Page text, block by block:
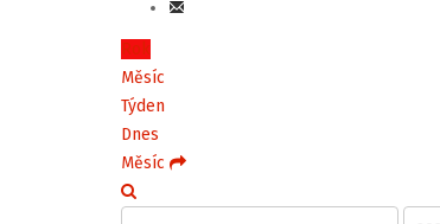
Rok
Měsíc
Týden
Dnes
Měsíc